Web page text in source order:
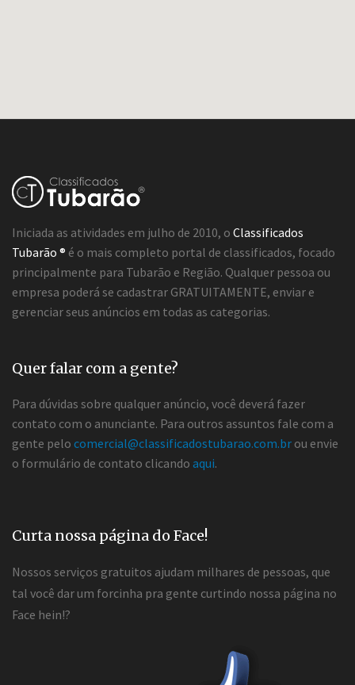
Iniciada as atividades em julho de 2010, o Classificados
Tubarão ® é o mais completo portal de classificados, focado
principalmente para Tubarão e Região. Qualquer pessoa ou
empresa poderá se cadastrar GRATUITAMENTE, enviar e
gerenciar seus anúncios em todas as categorias.
Quer falar com a gente?
Para dúvidas sobre qualquer anúncio, você deverá fazer
contato com o anunciante. Para outros assuntos fale com a
gente pelo comercial@classificadostubarao.com.br ou envie
o formulário de contato clicando aqui.
Curta nossa página do Face!
Nossos serviços gratuitos ajudam milhares de pessoas, que
tal você dar um forcinha pra gente curtindo nossa página no
Face hein!?